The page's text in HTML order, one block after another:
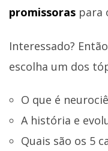
promissoras para
Interessado?
escolha um dos
O que é
A história e
Quais são os 5